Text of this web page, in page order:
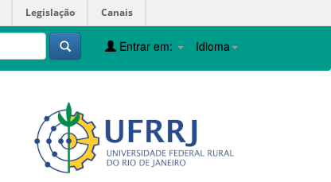
Legislação Canais
Idioma
Entrar em: